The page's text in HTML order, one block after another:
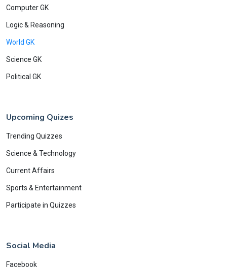
Computer GK
Logic & Reasoning
World GK
Science GK
Political GK
Upcoming Quizes
Trending Quizzes
Science & Technology
Current Affairs
Sports & Entertainment
Participate in Quizzes
Social Media
Facebook